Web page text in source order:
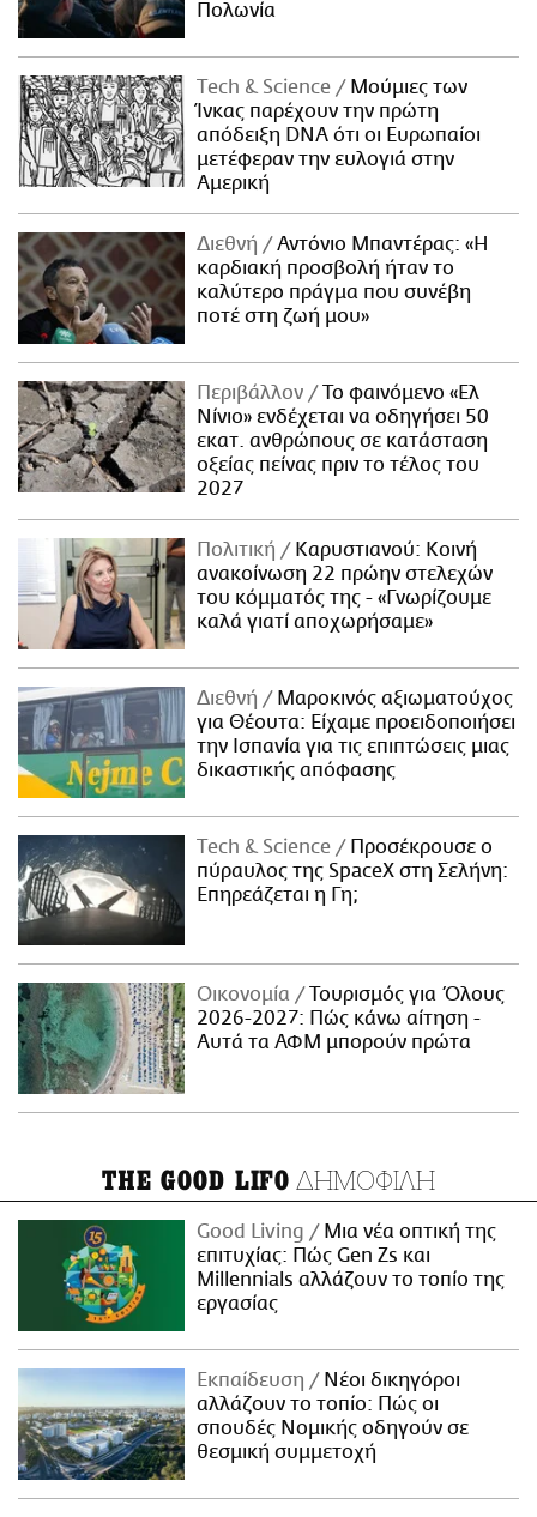
Πολωνία
Τech & Science
Μούμιες των
Ίνκας παρέχουν την πρώτη
απόδειξη DNA ότι οι Ευρωπαίοι
μετέφεραν την ευλογιά στην
Αμερική
Διεθνή
Αντόνιο Μπαντέρας: «Η
καρδιακή προσβολή ήταν το
καλύτερο πράγμα που συνέβη
ποτέ στη ζωή μου»
Περιβάλλον
Το φαινόμενο «Ελ
Νίνιο» ενδέχεται να οδηγήσει 50
εκατ. ανθρώπους σε κατάσταση
οξείας πείνας πριν το τέλος του
2027
Πολιτική
Καρυστιανού: Κοινή
ανακοίνωση 22 πρώην στελεχών
του κόμματός της - «Γνωρίζουμε
καλά γιατί αποχωρήσαμε»
Διεθνή
Μαροκινός αξιωματούχος
για Θέουτα: Είχαμε προειδοποιήσει
την Ισπανία για τις επιπτώσεις μιας
δικαστικής απόφασης
Τech & Science
Προσέκρουσε ο
πύραυλος της SpaceX στη Σελήνη:
Επηρεάζεται η Γη;
Οικονομία
Τουρισμός για Όλους
2026-2027: Πώς κάνω αίτηση -
Αυτά τα ΑΦΜ μπορούν πρώτα
THE GOOD LIFO ΔΗΜΟΦΙΛΗ
Good Living
Μια νέα οπτική της
επιτυχίας: Πώς Gen Zs και
Millennials αλλάζουν το τοπίο της
εργασίας
Εκπαίδευση
Νέοι δικηγόροι
αλλάζουν το τοπίο: Πώς οι
σπουδές Νομικής οδηγούν σε
θεσμική συμμετοχή